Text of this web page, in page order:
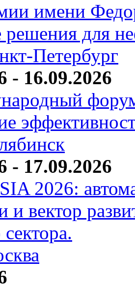
имени
для
Петербург
- 16.09.2026
- 17.09.2026
2026:
и вектор